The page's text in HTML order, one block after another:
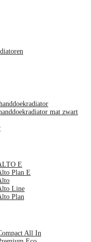
mat zwart
E
Plan E
Line
Plan
All In